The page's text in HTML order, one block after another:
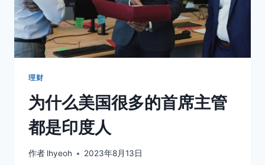
理财
为什么美国很多的首席主管
都是印度人
作者 lhyeoh 2023年8月13日